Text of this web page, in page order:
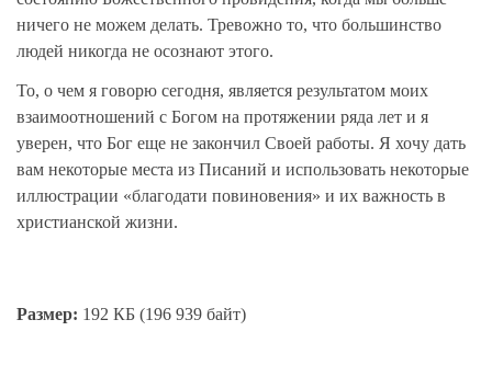
ничего не можем делать. Тревожно то, что большинство
людей никогда не осознают этого.
То, о чем я говорю сегодня, является результатом моих
взаимоотношений с Богом на протяжении ряда лет и я
уверен, что Бог еще не закончил Своей работы. Я хочу дать
вам некоторые места из Писаний и использовать некоторые
иллюстрации «благодати повиновения» и их важность в
христианской жизни.
Размер: 192 КБ (196 939 байт)